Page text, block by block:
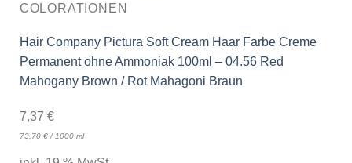
COLORATIONEN
Hair Company Pictura Soft Cream Haar Farbe Creme
Permanent ohne Ammoniak 100ml – 04.56 Red
Mahogany Brown / Rot Mahagoni Braun
7,37 €
73,70 €/1000 ml